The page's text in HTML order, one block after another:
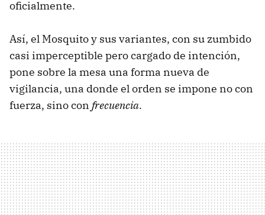
oficialmente.
Así, el Mosquito y sus variantes, con su zumbido
casi imperceptible pero cargado de intención,
pone sobre la mesa una forma nueva de
vigilancia, una donde el orden se impone no con
fuerza, sino con frecuencia.